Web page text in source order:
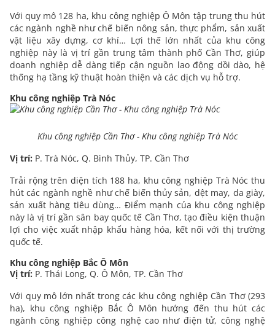
Với quy mô 128 ha, khu công nghiệp Ô Môn tập trung thu hút
các ngành nghề như chế biến nông sản, thực phẩm, sản xuất
vật liệu xây dựng, cơ khí… Lợi thế lớn nhất của khu công
nghiệp này là vị trí gần trung tâm thành phố Cần Thơ, giúp
doanh nghiệp dễ dàng tiếp cận nguồn lao động dồi dào, hệ
thống hạ tầng kỹ thuật hoàn thiện và các dịch vụ hỗ trợ.
Khu công nghiệp Trà Nóc
Khu công nghiệp Cần Thơ - Khu công nghiệp Trà Nóc
Vị trí: P. Trà Nóc, Q. Bình Thủy, TP. Cần Thơ
Trải rộng trên diện tích 188 ha, khu công nghiệp Trà Nóc thu
hút các ngành nghề như chế biến thủy sản, dệt may, da giày,
sản xuất hàng tiêu dùng… Điểm mạnh của khu công nghiệp
này là vị trí gần sân bay quốc tế Cần Thơ, tạo điều kiện thuận
lợi cho việc xuất nhập khẩu hàng hóa, kết nối với thị trường
quốc tế.
Khu công nghiệp Bắc Ô Môn
Vị trí: P. Thái Long, Q. Ô Môn, TP. Cần Thơ
Với quy mô lớn nhất trong các khu công nghiệp Cần Thơ (293
ha), khu công nghiệp Bắc Ô Môn hướng đến thu hút các
ngành công nghiệp công nghệ cao như điện tử, công nghệ